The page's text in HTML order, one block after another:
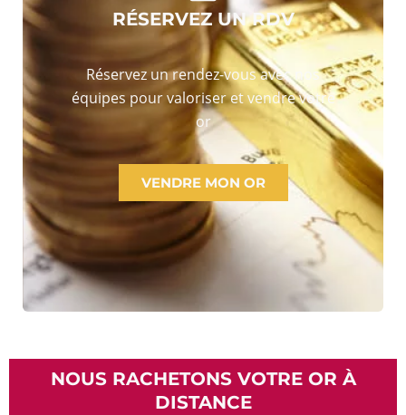
RÉSERVEZ UN RDV
Réservez un rendez-vous avec nos
équipes pour valoriser et vendre votre
or
VENDRE MON OR
NOUS RACHETONS VOTRE OR À
DISTANCE